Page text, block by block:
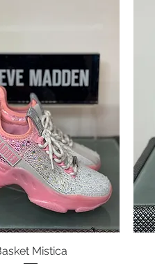
overzicht
Mistica